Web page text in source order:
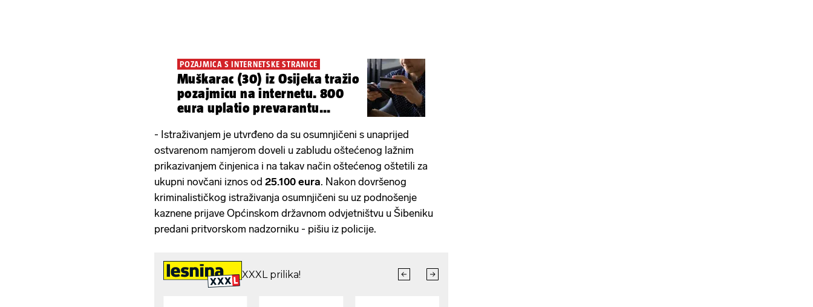
POZAJMICA S INTERNETSKE STRANICE
Muškarac (30) iz Osijeka tražio
pozajmicu na internetu. 800
eura uplatio prevarantu...
- Istraživanjem je utvrđeno da su osumnjičeni s unaprijed
ostvarenom namjerom doveli u zabludu oštećenog lažnim
prikazivanjem činjenica i na takav način oštećenog oštetili za
ukupni novčani iznos od 25.100 eura. Nakon dovršenog
kriminalističkog istraživanja osumnjičeni su uz podnošenje
kaznene prijave Općinskom državnom odvjetništvu u Šibeniku
predani pritvorskom nadzorniku - pišiu iz policije.